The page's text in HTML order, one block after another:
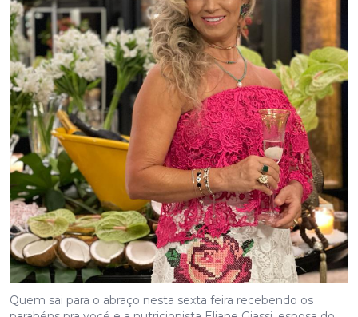
Quem sai para o abraço nesta sexta feira recebendo os